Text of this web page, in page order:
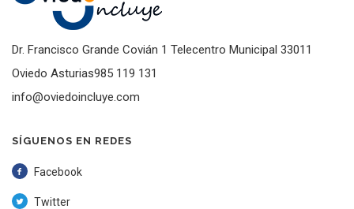
Dr. Francisco Grande Covián 1 Telecentro Municipal 33011
Oviedo Asturias985 119 131
info@oviedoincluye.com
SÍGUENOS EN REDES
Facebook
Twitter